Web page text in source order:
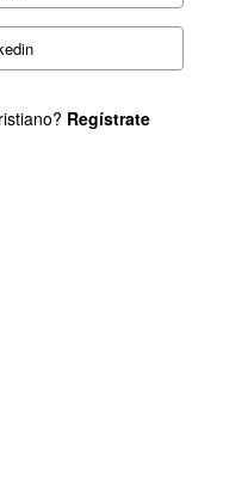
Regístrate